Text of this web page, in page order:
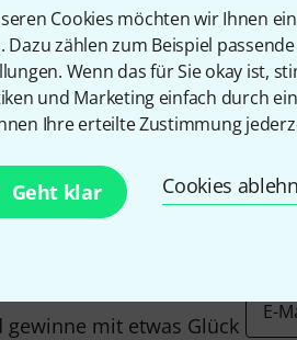
Cookies möchten wir Ihnen
Dazu zählen zum Beispiel
Wenn das für Sie okay ist,
und Marketing einfach durch
Ihre erteilte Zustimmung
Geht klar Cookies
Gefällt Ihnen, was
Teilen
mit etwas Glück
E-